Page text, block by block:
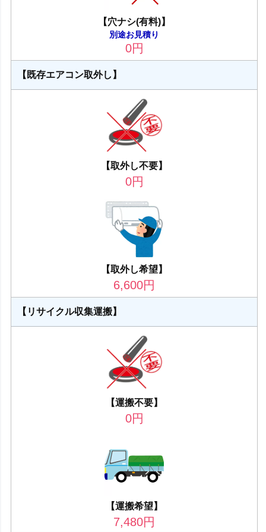
【穴ナシ(有料)】
別途お見積り
0円
【既存エアコン取外し】
【取外し不要】
0円
【取外し希望】
6,600円
【リサイクル収集運搬】
【運搬不要】
0円
【運搬希望】
7,480円